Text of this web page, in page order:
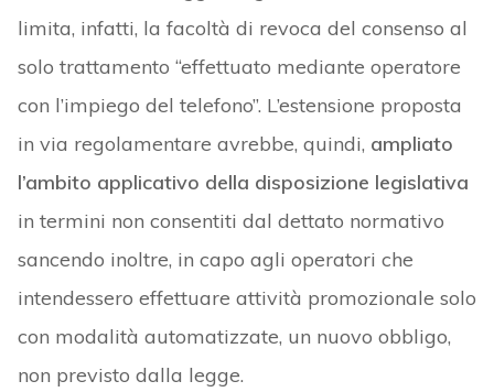
limita, infatti, la facoltà di revoca del consenso al
solo trattamento “effettuato mediante operatore
con l’impiego del telefono”. L’estensione proposta
in via regolamentare avrebbe, quindi, ampliato
l’ambito applicativo della disposizione legislativa
in termini non consentiti dal dettato normativo
sancendo inoltre, in capo agli operatori che
intendessero effettuare attività promozionale solo
con modalità automatizzate, un nuovo obbligo,
non previsto dalla legge.